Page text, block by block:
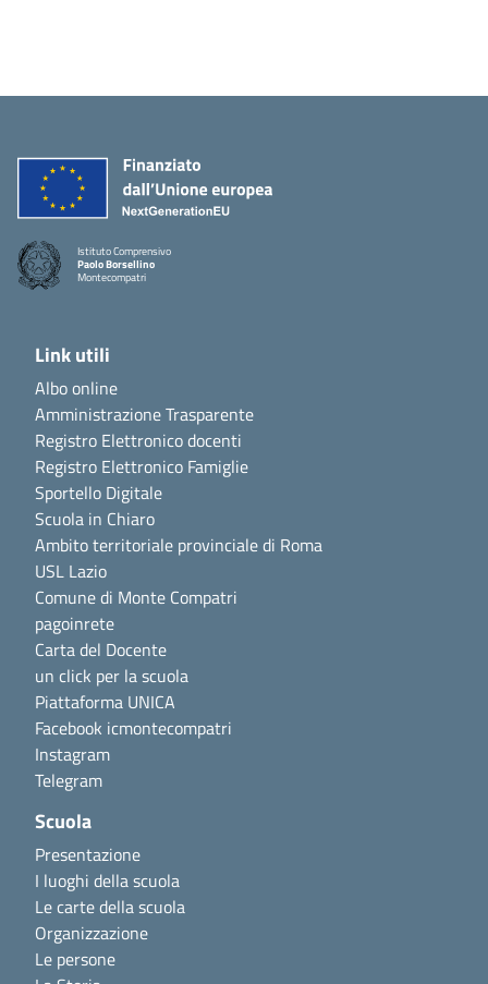
Istituto Comprensivo
Paolo Borsellino
Montecompatri
Link utili
Albo online
Amministrazione Trasparente
Registro Elettronico docenti
Registro Elettronico Famiglie
Sportello Digitale
Scuola in Chiaro
Ambito territoriale provinciale di Roma
USL Lazio
Comune di Monte Compatri
pagoinrete
Carta del Docente
un click per la scuola
Piattaforma UNICA
Facebook icmontecompatri
Instagram
Telegram
Scuola
Presentazione
I luoghi della scuola
Le carte della scuola
Organizzazione
Le persone